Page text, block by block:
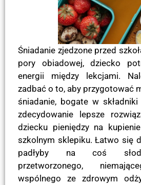
Śniadanie zjedzone przed
pory obiadowej, dziecko
energii między lekcjami.
zadbać o to, aby przygotować
śniadanie, bogate w
zdecydowanie lepsze
dziecku pieniędzy na
szkolnym sklepiku. Łatwo się
padłyby na coś
przetworzonego,
wspólnego ze zdrowym